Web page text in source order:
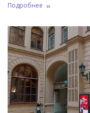
Подробнее